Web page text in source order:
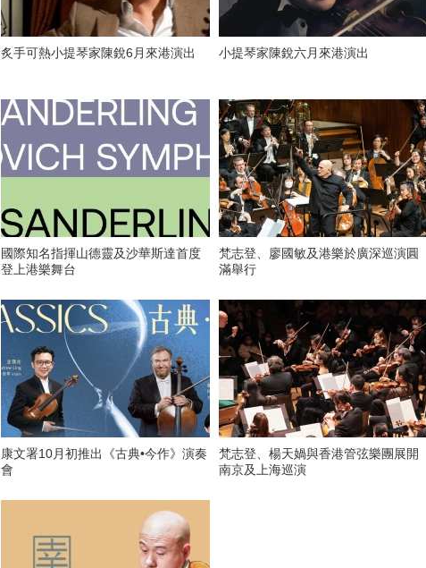
炙手可熱小提琴家陳銳6月來港演出 小提琴家陳銳六月來港演出
國際知名指揮山德靈及沙華斯達首度
登上港樂舞台
梵志登、廖國敏及港樂於廣深巡演圓
滿舉行
康文署10月初推出《古典•今作》演奏
會
梵志登、楊天媧與香港管弦樂團展開
南京及上海巡演